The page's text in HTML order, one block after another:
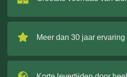
Meer dan 30 jaar ervaring